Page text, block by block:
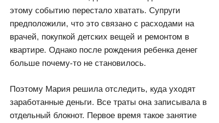
этому событию перестало хватать. Супруги
предположили, что это связано с расходами на
врачей, покупкой детских вещей и ремонтом в
квартире. Однако после рождения ребенка денег
больше почему-то не становилось.
Поэтому Мария решила отследить, куда уходят
заработанные деньги. Все траты она записывала в
отдельный блокнот. Первое время такое занятие